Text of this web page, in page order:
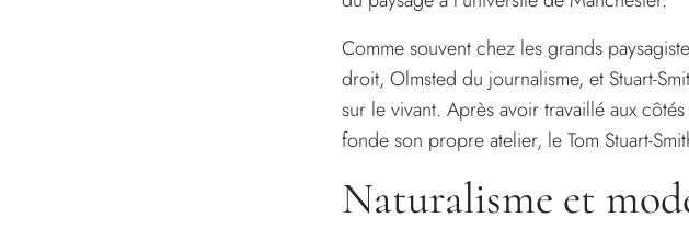
Comme souvent chez les grands
droit, Olmsted du journalisme, et Stuart-
sur le vivant. Après avoir travaillé aux
fonde son propre atelier, le Tom Stuart-
Naturalisme et